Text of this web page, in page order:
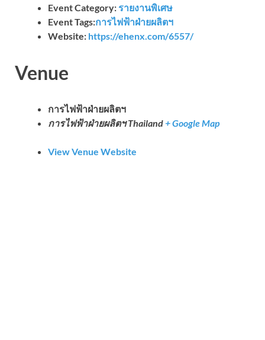
Event Category: รายงานพิเศษ
Event Tags:การไฟฟ้าฝ่ายผลิตฯ
Website: https://ehenx.com/6557/
Venue
การไฟฟ้าฝ่ายผลิตฯ
การไฟฟ้าฝ่ายผลิตฯThailand + Google Map
View Venue Website